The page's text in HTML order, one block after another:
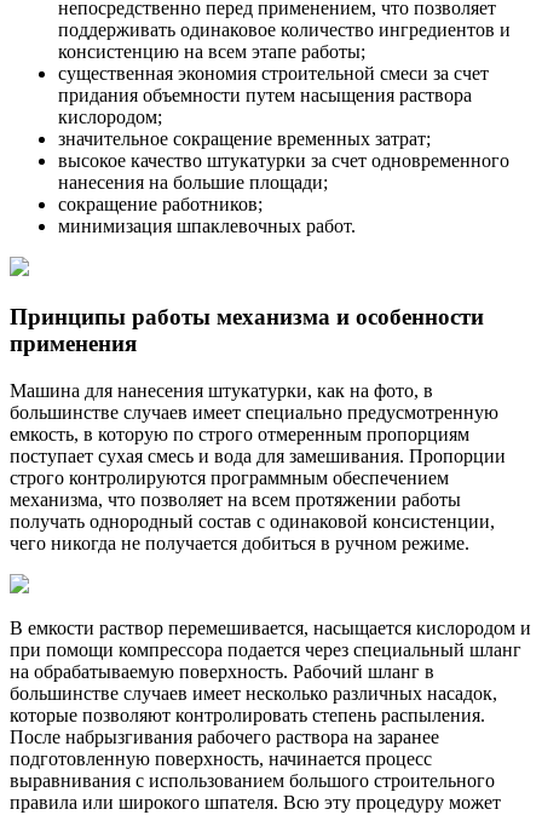
непосредственно перед применением, что позволяет
поддерживать одинаковое количество ингредиентов и
консистенцию на всем этапе работы;
существенная экономия строительной смеси за счет
придания объемности путем насыщения раствора
кислородом;
значительное сокращение временных затрат;
высокое качество штукатурки за счет одновременного
нанесения на большие площади;
сокращение работников;
минимизация шпаклевочных работ.
Принципы работы механизма и особенности
применения
Машина для нанесения штукатурки, как на фото, в
большинстве случаев имеет специально предусмотренную
емкость, в которую по строго отмеренным пропорциям
поступает сухая смесь и вода для замешивания. Пропорции
строго контролируются программным обеспечением
механизма, что позволяет на всем протяжении работы
получать однородный состав с одинаковой консистенции,
чего никогда не получается добиться в ручном режиме.
В емкости раствор перемешивается, насыщается кислородом и
при помощи компрессора подается через специальный шланг
на обрабатываемую поверхность. Рабочий шланг в
большинстве случаев имеет несколько различных насадок,
которые позволяют контролировать степень распыления.
После набрызгивания рабочего раствора на заранее
подготовленную поверхность, начинается процесс
выравнивания с использованием большого строительного
правила или широкого шпателя. Всю эту процедуру может